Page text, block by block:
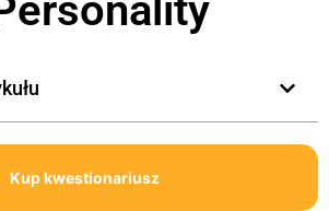
Kup kwestionariusz